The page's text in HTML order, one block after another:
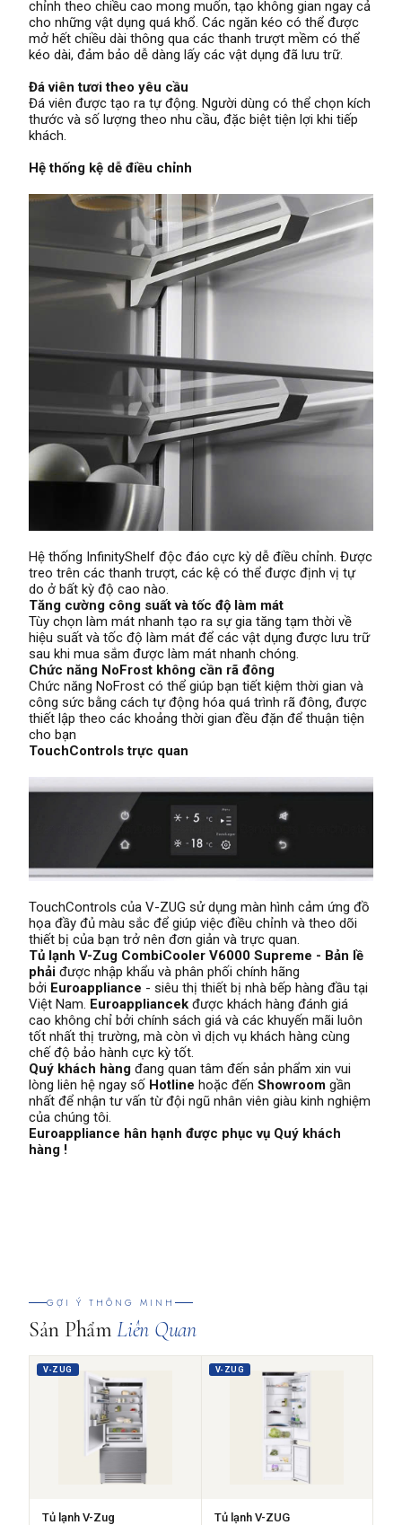
chỉnh theo chiều cao mong muốn, tạo không gian ngay cả
cho những vật dụng quá khổ. Các ngăn kéo có thể được
mở hết chiều dài thông qua các thanh trượt mềm có thể
kéo dài, đảm bảo dễ dàng lấy các vật dụng đã lưu trữ.
Đá viên tươi theo yêu cầu
Đá viên được tạo ra tự động. Người dùng có thể chọn kích
thước và số lượng theo nhu cầu, đặc biệt tiện lợi khi tiếp
khách.
Hệ thống kệ dễ điều chỉnh
Hệ thống InfinityShelf độc đáo cực kỳ dễ điều chỉnh. Được
treo trên các thanh trượt, các kệ có thể được định vị tự
do ở bất kỳ độ cao nào.
Tăng cường công suất và tốc độ làm mát
Tùy chọn làm mát nhanh tạo ra sự gia tăng tạm thời về
hiệu suất và tốc độ làm mát để các vật dụng được lưu trữ
sau khi mua sắm được làm mát nhanh chóng.
Chức năng NoFrost không cần rã đông
Chức năng NoFrost có thể giúp bạn tiết kiệm thời gian và
công sức bằng cách tự động hóa quá trình rã đông, được
thiết lập theo các khoảng thời gian đều đặn để thuận tiện
cho bạn
TouchControls trực quan
TouchControls của V-ZUG sử dụng màn hình cảm ứng đồ
họa đầy đủ màu sắc để giúp việc điều chỉnh và theo dõi
thiết bị của bạn trở nên đơn giản và trực quan.
Tủ lạnh V-Zug CombiCooler V6000 Supreme - Bản lề
phải được nhập khẩu và phân phối chính hãng
bởi Euroappliance - siêu thị thiết bị nhà bếp hàng đầu tại
Việt Nam. Euroappliancek được khách hàng đánh giá
cao không chỉ bởi chính sách giá và các khuyến mãi luôn
tốt nhất thị trường, mà còn vì dịch vụ khách hàng cùng
chế độ bảo hành cực kỳ tốt.
Quý khách hàng đang quan tâm đến sản phẩm xin vui
lòng liên hệ ngay số Hotline hoặc đến Showroom gần
nhất để nhận tư vấn từ đội ngũ nhân viên giàu kinh nghiệm
của chúng tôi.
Euroappliance hân hạnh được phục vụ Quý khách
hàng !
GỢI Ý THÔNG MINH
Sản PhẩmLiên Quan
V-ZUG
Tủ lạnh V-Zug
V-ZUG
Tủ lạnh V-ZUG